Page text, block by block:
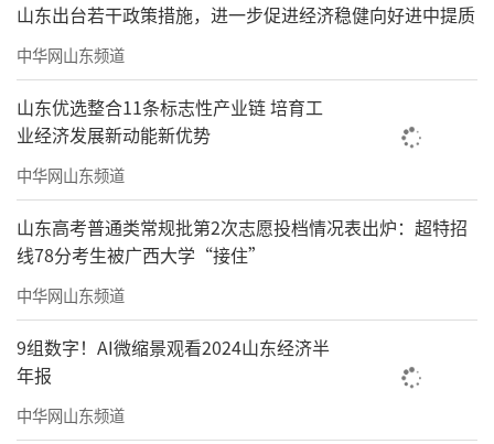
山东出台若干政策措施，进一步促进经济稳健向好进中提质
中华网山东频道
山东优选整合11条标志性产业链 培育工
业经济发展新动能新优势
中华网山东频道
山东高考普通类常规批第2次志愿投档情况表出炉：超特招
线78分考生被广西大学“接住”
中华网山东频道
9组数字！AI微缩景观看2024山东经济半
年报
中华网山东频道